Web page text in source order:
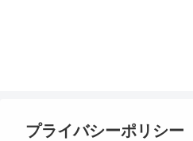
プライバシーポリシー